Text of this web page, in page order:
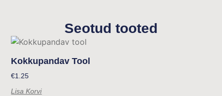
Seotud tooted
Kokkupandav Tool
€1.25
Lisa Korvi